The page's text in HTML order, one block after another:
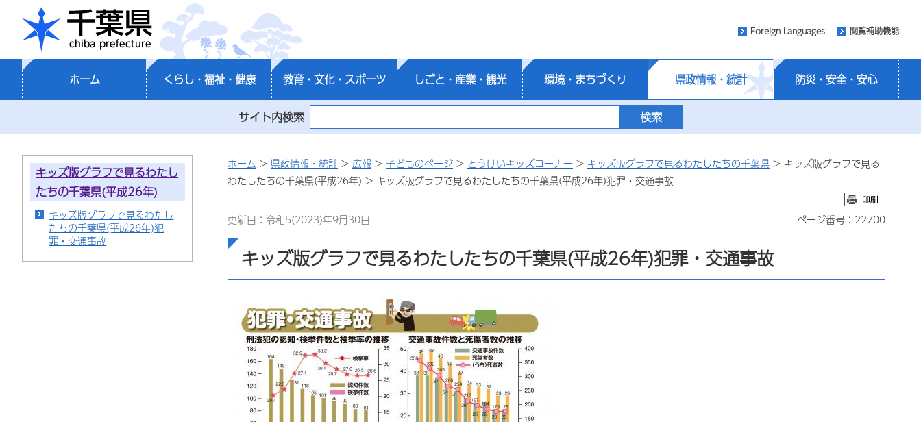
千葉県
Foreign Languages 閲覧補助機能
ホーム くらし・福祉・健康 教育・文化・スポーツ しごと・産業・観光 環境・まちづくり 県政情報・統計 防災・安全・安心
サイト内検索
キッズ版グラフで見るわたし
たちの千葉県(平成26年)
キッズ版グラフで見るわたし
たちの千葉県(平成26年)犯
罪・交通事故
ホーム > 県政情報・統計 > 広報 > 子どものページ > とうけいキッズコーナー > キッズ版グラフで見るわたしたちの千葉県 > キッズ版グラフで見る
わたしたちの千葉県(平成26年) > キッズ版グラフで見るわたしたちの千葉県(平成26年)犯罪・交通事故
更新日：令和5(2023)年9月30日 ページ番号：22700
キッズ版グラフで見るわたしたちの千葉県(平成26年)犯罪・交通事故